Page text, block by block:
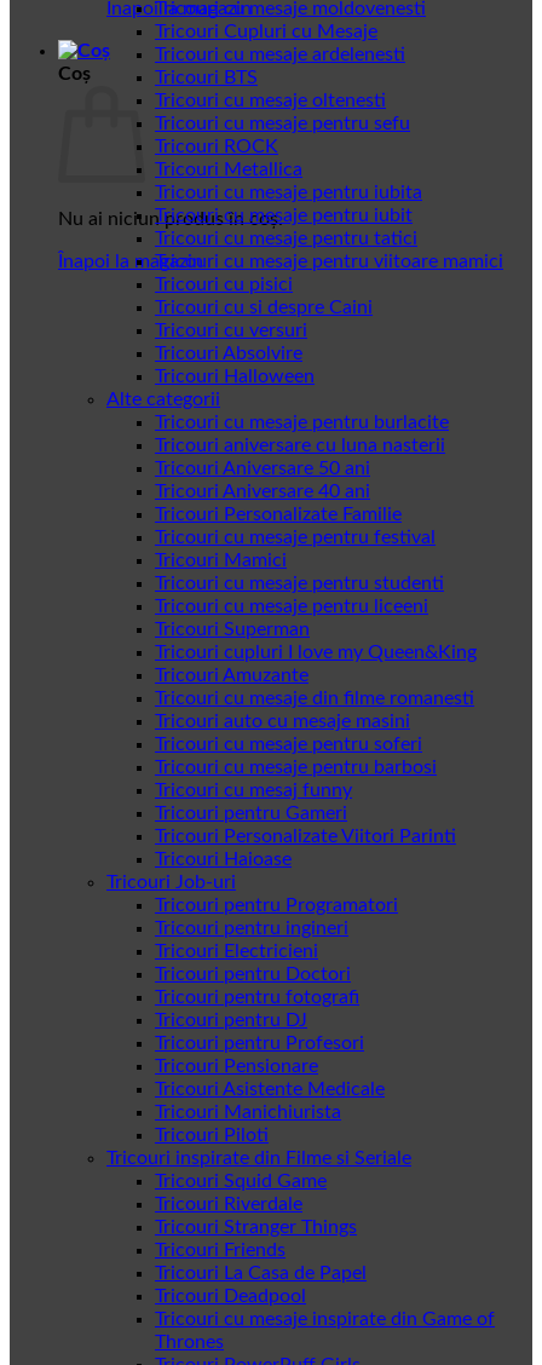
Înapoi la magazin
Coș
Nu ai niciun produs în coș.
Înapoi la magazin
Tricouri cu mesaje moldovenesti
Tricouri Cupluri cu Mesaje
Tricouri cu mesaje ardelenesti
Tricouri BTS
Tricouri cu mesaje oltenesti
Tricouri cu mesaje pentru sefu
Tricouri ROCK
Tricouri Metallica
Tricouri cu mesaje pentru iubita
Tricouri cu mesaje pentru iubit
Tricouri cu mesaje pentru tatici
Tricouri cu mesaje pentru viitoare mamici
Tricouri cu pisici
Tricouri cu si despre Caini
Tricouri cu versuri
Tricouri Absolvire
Tricouri Halloween
Alte categorii
Tricouri cu mesaje pentru burlacite
Tricouri aniversare cu luna nasterii
Tricouri Aniversare 50 ani
Tricouri Aniversare 40 ani
Tricouri Personalizate Familie
Tricouri cu mesaje pentru festival
Tricouri Mamici
Tricouri cu mesaje pentru studenti
Tricouri cu mesaje pentru liceeni
Tricouri Superman
Tricouri cupluri I love my Queen&King
Tricouri Amuzante
Tricouri cu mesaje din filme romanesti
Tricouri auto cu mesaje masini
Tricouri cu mesaje pentru soferi
Tricouri cu mesaje pentru barbosi
Tricouri cu mesaj funny
Tricouri pentru Gameri
Tricouri Personalizate Viitori Parinti
Tricouri Haioase
Tricouri Job-uri
Tricouri pentru Programatori
Tricouri pentru ingineri
Tricouri Electricieni
Tricouri pentru Doctori
Tricouri pentru fotografi
Tricouri pentru DJ
Tricouri pentru Profesori
Tricouri Pensionare
Tricouri Asistente Medicale
Tricouri Manichiurista
Tricouri Piloti
Tricouri inspirate din Filme si Seriale
Tricouri Squid Game
Tricouri Riverdale
Tricouri Stranger Things
Tricouri Friends
Tricouri La Casa de Papel
Tricouri Deadpool
Tricouri cu mesaje inspirate din Game of
Thrones